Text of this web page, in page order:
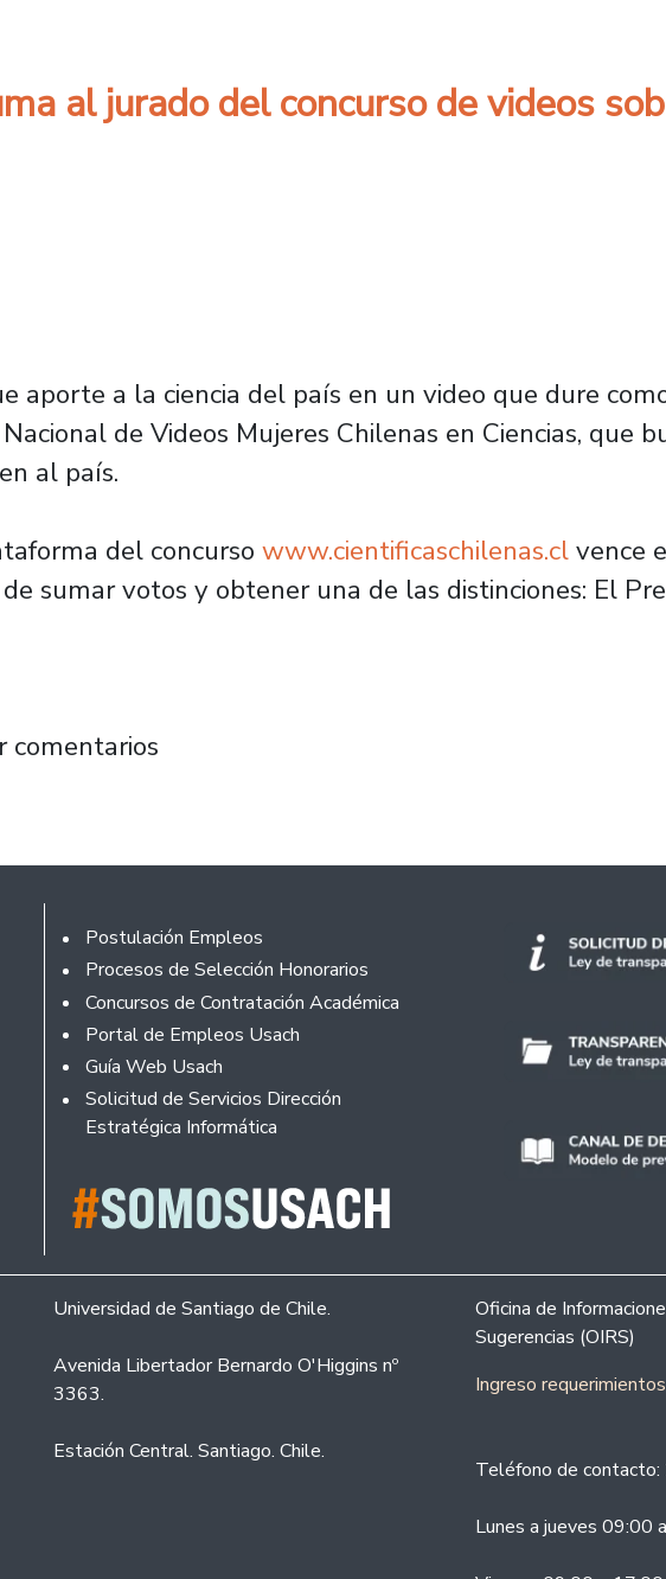
al jurado del concurso de videos
aporte a la ciencia del país en un video que dure
de Videos Mujeres Chilenas en Ciencias, que
al país.
del concurso www.cientificaschilenas.clvence
sumar votos y obtener una de las distinciones: El
suma al jurado del concurso de videos sobre
comentarios
Footer
Postulación Empleos
Procesos de Selección Honorarios
Concursos de Contratación Académica
Portal de Empleos Usach
Guía Web Usach
Solicitud de Servicios Dirección
Estratégica Informática
Universidad de Santiago de Chile.
Avenida Libertador Bernardo O'Higgins nº
3363.
Estación Central. Santiago. Chile.
Oficina de
Sugerencias (OIRS)
Ingreso
Teléfono de
Lunes a jueves 09:00